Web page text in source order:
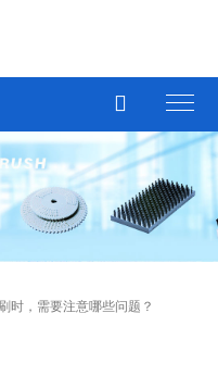

时，需要注意哪些问题？